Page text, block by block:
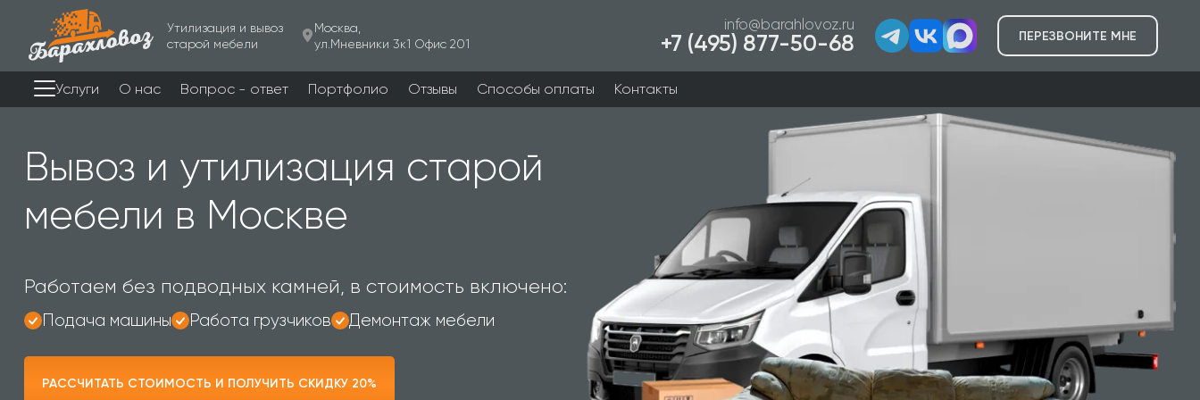
Утилизация и вывоз
старой мебели
Москва,
ул.Мневники 3к1 Офис 201
info@barahlovoz.ru
+7 (495) 877-50-68 ПЕРЕЗВОНИТЕ МНЕ
Услуги О нас Вопрос - ответ Портфолио Отзывы Способы оплаты Контакты
Вывоз и утилизация старой
мебели в Москве
Работаем без подводных камней, в стоимость включено:
Подача машины Работа грузчиков Демонтаж мебели
РАССЧИТАТЬ СТОИМОСТЬ И ПОЛУЧИТЬ СКИДКУ 20%